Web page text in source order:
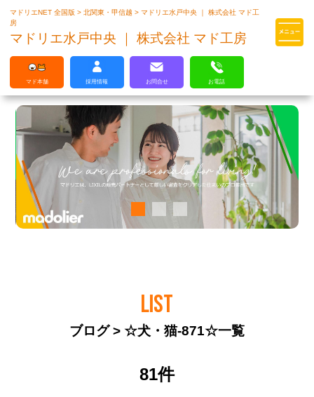
マドリエはLIXILの厳しい基準を
マドリエNET 全国版>北関東・甲信越>マドリエ水戸中央 ｜ 株式会社 マド工
房
マドリエ水戸中央 ｜ 株式会社 マド工房
マド本舗 採用情報 お問合せ お電話
LIST
ブログ > ☆犬・猫-871☆一覧
81件